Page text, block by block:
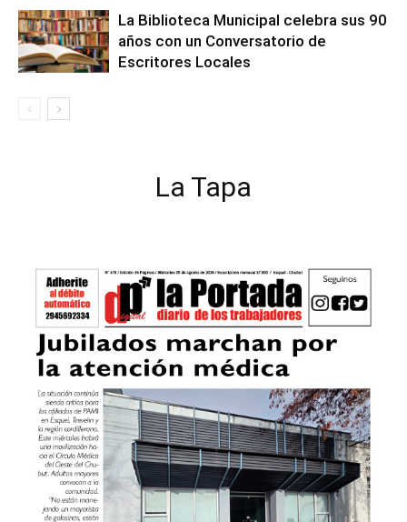
La Biblioteca Municipal celebra sus 90
años con un Conversatorio de
Escritores Locales
La Tapa